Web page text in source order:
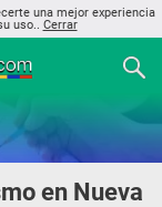
una mejor experiencia
uso.. Cerrar
en Nueva